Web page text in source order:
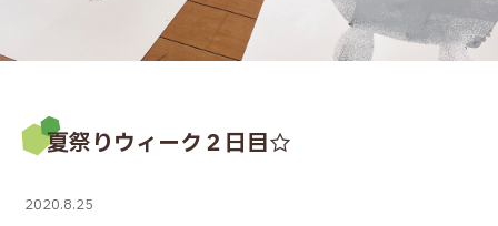
夏祭りウィーク２日目☆
2020.8.25